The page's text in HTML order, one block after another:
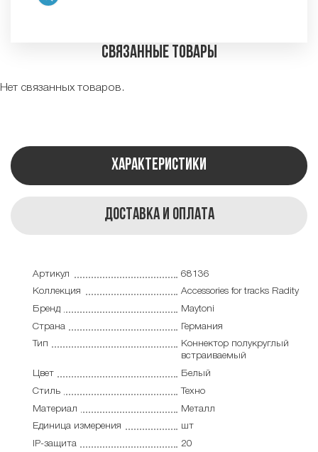
Связанные товары
Нет связанных товаров.
Характеристики
Доставка и оплата
Артикул
68136
Коллекция
Accessories for tracks Radity
Бренд
Maytoni
Страна
Германия
Тип
Коннектор полукруглый
встраиваемый
Цвет
Белый
Стиль
Техно
Материал
Металл
Единица измерения
шт
IP-защита
20